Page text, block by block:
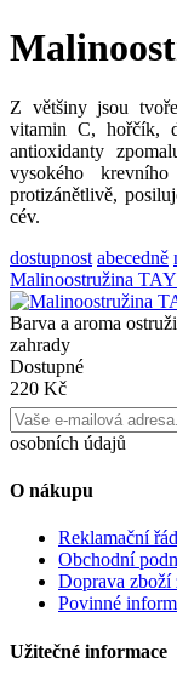
Z většiny jsou
vitamin C, hořčík,
antioxidanty
vysokého
protizánětlivě,
cév.
dostupnost abecedně
Malinoostružina
Barva a aroma
zahrady
Dostupné
220 Kč
osobních údajů
O nákupu
Reklamační řád
Obchodní
Doprava zboží
Povinné
Užitečné informace